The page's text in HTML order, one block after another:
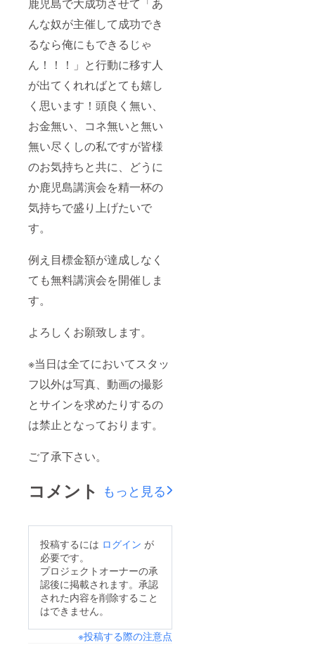
んな奴が主催して成功でき
るなら俺にもできるじゃ
ん！！！」と行動に移す人
が出てくれればとても嬉し
く思います！頭良く無い、
お金無い、コネ無いと無い
無い尽くしの私ですが皆様
のお気持ちと共に、どうに
か鹿児島講演会を精一杯の
気持ちで盛り上げたいで
す。
例え目標金額が達成しなく
ても無料講演会を開催しま
す。
よろしくお願致します。
※当日は全てにおいてスタッ
フ以外は写真、動画の撮影
とサインを求めたりするの
は禁止となっております。
ご了承下さい。
コメント もっと見る
投稿するには ログイン が
必要です。
プロジェクトオーナーの承
認後に掲載されます。承認
された内容を削除すること
はできません。
※投稿する際の注意点